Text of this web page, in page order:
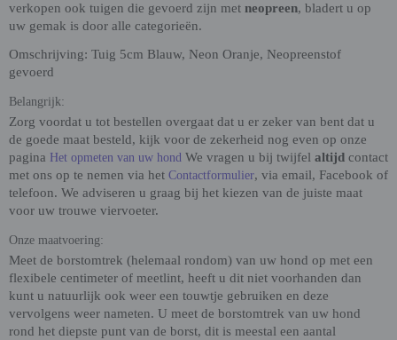
verkopen ook tuigen die gevoerd zijn met neopreen, bladert u op
uw gemak is door alle categorieën.
Omschrijving: Tuig 5cm Blauw, Neon Oranje, Neopreenstof
gevoerd
Belangrijk:
Zorg voordat u tot bestellen overgaat dat u er zeker van bent dat u
de goede maat besteld, kijk voor de zekerheid nog even op onze
pagina Het opmeten van uw hond We vragen u bij twijfel altijd contact
met ons op te nemen via het Contactformulier, via email, Facebook of
telefoon. We adviseren u graag bij het kiezen van de juiste maat
voor uw trouwe viervoeter.
Onze maatvoering:
Meet de borstomtrek (helemaal rondom) van uw hond op met een
flexibele centimeter of meetlint, heeft u dit niet voorhanden dan
kunt u natuurlijk ook weer een touwtje gebruiken en deze
vervolgens weer nameten. U meet de borstomtrek van uw hond
rond het diepste punt van de borst, dit is meestal een aantal